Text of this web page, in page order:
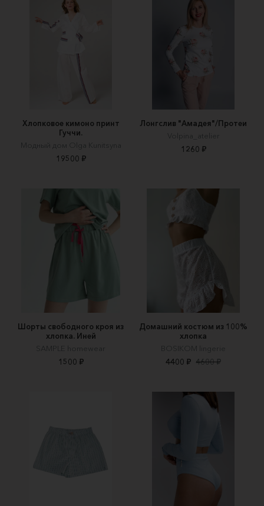
Хлопковое кимоно принт
Гуччи.
Модный дом Olga Kunitsyna
19500 ₽
Лонгслив "Амадея"/Протеи
Volpina_atelier
1260 ₽
Шорты свободного кроя из
хлопка. Иней
SAMPLE homewear
1500 ₽
Домашний костюм из 100%
хлопка
BOSIKOM lingerie
4400 ₽ 4600 ₽